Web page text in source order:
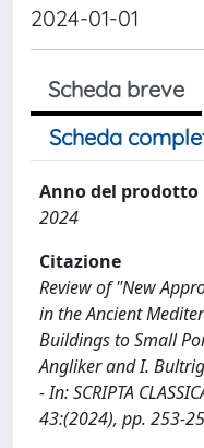
2024-01-01
Scheda breve
Scheda
Anno del prodotto
2024
Citazione
Review of "New
in the Ancient
Buildings to Small
Angliker and I.
- In: SCRIPTA
43:(2024), pp. 253-